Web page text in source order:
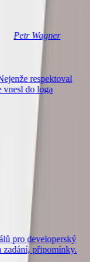
Petr Wagner
respektoval
vnesl do loga
pro developerský
připomínky.